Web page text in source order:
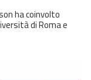
ha coinvolto
di Roma e